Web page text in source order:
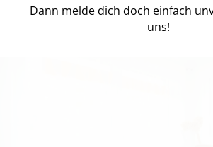
Dann melde dich doch einfach
uns!